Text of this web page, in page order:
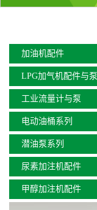
加油机配件
LPG加气机配件与泵
工业流量计与泵
电动油桶系列
潜油泵系列
尿素加注机配件
甲醇加注机配件